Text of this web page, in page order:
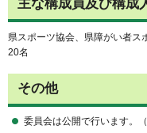
主な構成員及び構成
県スポーツ協会、県障がい者ス
20名
その他
委員会は公開で行います。